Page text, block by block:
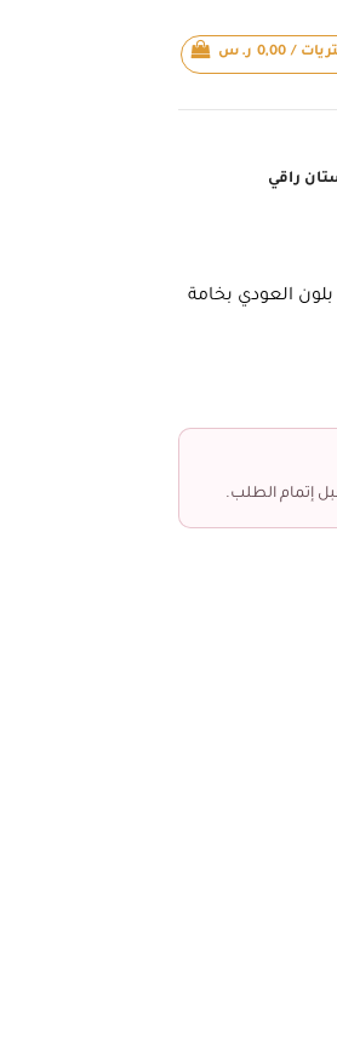
/
0,00 ر.س
راقي
بلون العودي بخامة
إتمام الطلب.